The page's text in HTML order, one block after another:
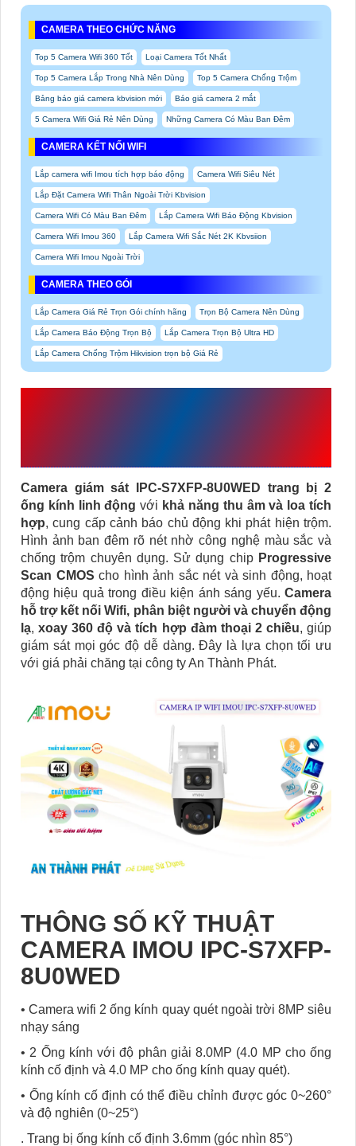
CAMERA THEO CHỨC NĂNG
Top 5 Camera Wifi 360 Tốt Loại Camera Tốt Nhất
Top 5 Camera Lắp Trong Nhà Nên Dùng Top 5 Camera Chống Trộm
Bảng báo giá camera kbvision mới Báo giá camera 2 mắt
5 Camera Wifi Giá Rẻ Nên Dùng Những Camera Có Màu Ban Đêm
CAMERA KẾT NỐI WIFI
Lắp camera wifi Imou tích hợp báo động Camera Wifi Siêu Nét
Lắp Đặt Camera Wifi Thân Ngoài Trời Kbvision
Camera Wifi Có Màu Ban Đêm Lắp Camera Wifi Báo Động Kbvision
Camera Wifi Imou 360 Lắp Camera Wifi Sắc Nét 2K Kbvsiion
Camera Wifi Imou Ngoài Trời
CAMERA THEO GÓI
Lắp Camera Giá Rẻ Trọn Gói chính hãng Trọn Bộ Camera Nên Dùng
Lắp Camera Báo Động Trọn Bộ Lắp Camera Trọn Bộ Ultra HD
Lắp Camera Chống Trộm Hikvision trọn bộ Giá Rẻ
Camera giám sát IPC-S7XFP-8U0WED trang bị 2
ống kính linh động với khả năng thu âm và loa tích
hợp, cung cấp cảnh báo chủ động khi phát hiện trộm.
Hình ảnh ban đêm rõ nét nhờ công nghệ màu sắc và
chống trộm chuyên dụng. Sử dụng chip Progressive
Scan CMOS cho hình ảnh sắc nét và sinh động, hoạt
động hiệu quả trong điều kiện ánh sáng yếu. Camera
hỗ trợ kết nối Wifi, phân biệt người và chuyển động
lạ, xoay 360 độ và tích hợp đàm thoại 2 chiều, giúp
giám sát mọi góc độ dễ dàng. Đây là lựa chọn tối ưu
với giá phải chăng tại công ty An Thành Phát.
THÔNG SỐ KỸ THUẬT
CAMERA IMOU IPC-S7XFP-
8U0WED
• Camera wifi 2 ống kính quay quét ngoài trời 8MP siêu
nhạy sáng
• 2 Ống kính với độ phân giải 8.0MP (4.0 MP cho ống
kính cố định và 4.0 MP cho ống kính quay quét).
• Ống kính cố định có thể điều chỉnh được góc 0~260°
và độ nghiên (0~25°)
. Trang bị ống kính cố định 3.6mm (góc nhìn 85°)